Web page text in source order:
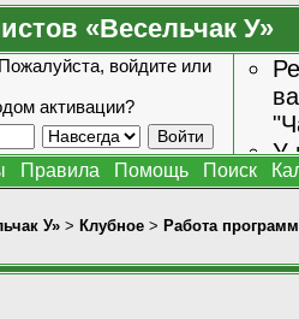
«Весельчак У»
войдите или
активации?
У
Правила Помощь Поиск
У» > Клубное > Работа